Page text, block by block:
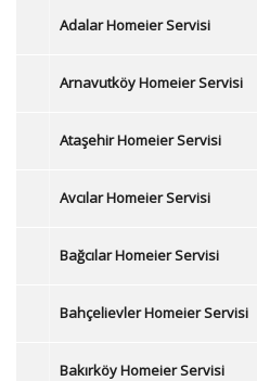
Adalar Homeier Servisi
Arnavutköy Homeier Servisi
Ataşehir Homeier Servisi
Avcılar Homeier Servisi
Bağcılar Homeier Servisi
Bahçelievler Homeier Servisi
Bakırköy Homeier Servisi